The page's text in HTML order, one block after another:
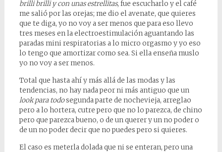
brilli brilli y con unas estrellitas, fue escucharlo y el café
me salió por las orejas; me dio el avenate, que quieres
que te diga, yo no voy a ser menos que para eso llevo
tres meses en la electroestimulación aguantando las
paradas mini respiratorias a lo micro orgasmo y yo eso
lo tengo que amortizar como sea. Si ella enseña muslo
yo no voy a ser menos.
Total que hasta ahí y más allá de las modas y las
tendencias, no hay nada peor ni más antiguo que un
look para todosegunda parte de nochevieja, arreglao
pero a lo hortera, cutre pero que no lo parezca, de chino
pero que parezca bueno, o de un querer y un no poder o
de un no poder decir que no puedes pero si quieres.
El caso es meterla dolada que ni se enteran, pero una